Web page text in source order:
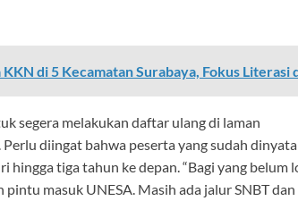
di 5 Kecamatan Surabaya, Fokus Literasi
segera melakukan daftar ulang di laman
diingat bahwa peserta yang sudah
hingga tiga tahun ke depan. “Bagi yang belum
pintu masuk UNESA. Masih ada jalur SNBT